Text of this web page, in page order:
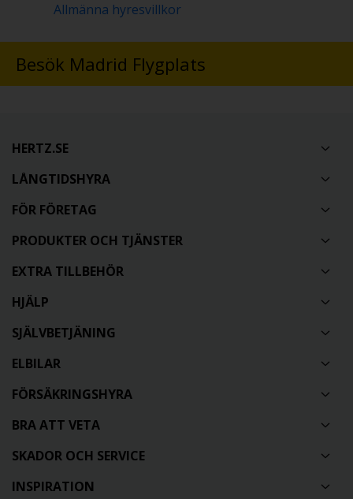
Allmänna hyresvillkor
Besök Madrid Flygplats
HERTZ.SE
LÅNGTIDSHYRA
FÖR FÖRETAG
PRODUKTER OCH TJÄNSTER
EXTRA TILLBEHÖR
HJÄLP
SJÄLVBETJÄNING
ELBILAR
FÖRSÄKRINGSHYRA
BRA ATT VETA
SKADOR OCH SERVICE
INSPIRATION